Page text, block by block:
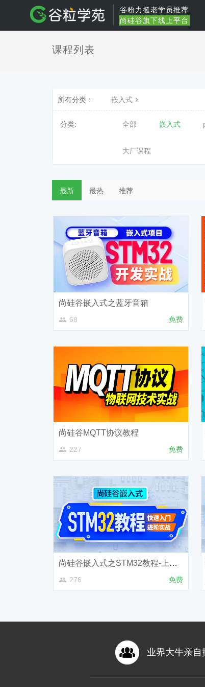
谷粉力挺老学员推荐
尚硅谷旗下线上平台
课程列表
所有分类： 嵌入式
分类: 全部 嵌入式
大厂课程
最新 最热 推荐
尚硅谷嵌入式之蓝牙音箱
68 免费
尚硅谷MQTT协议教程
227 免费
尚硅谷嵌入式之STM32教程-上部（基础）
276 免费
业界大牛亲自